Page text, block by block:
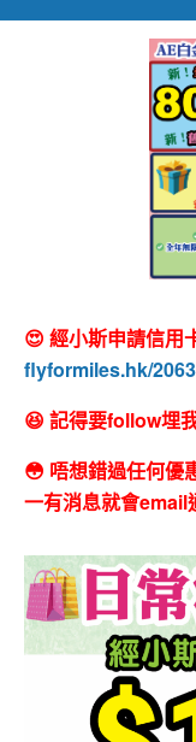
😍 經小斯申請信用
flyformiles.hk/
😆 記得要follow埋
😳 唔想錯過任何優
一有消息就會email